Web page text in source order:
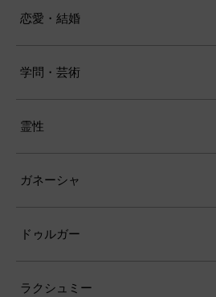
恋愛・結婚
学問・芸術
霊性
ガネーシャ
ドゥルガー
ラクシュミー